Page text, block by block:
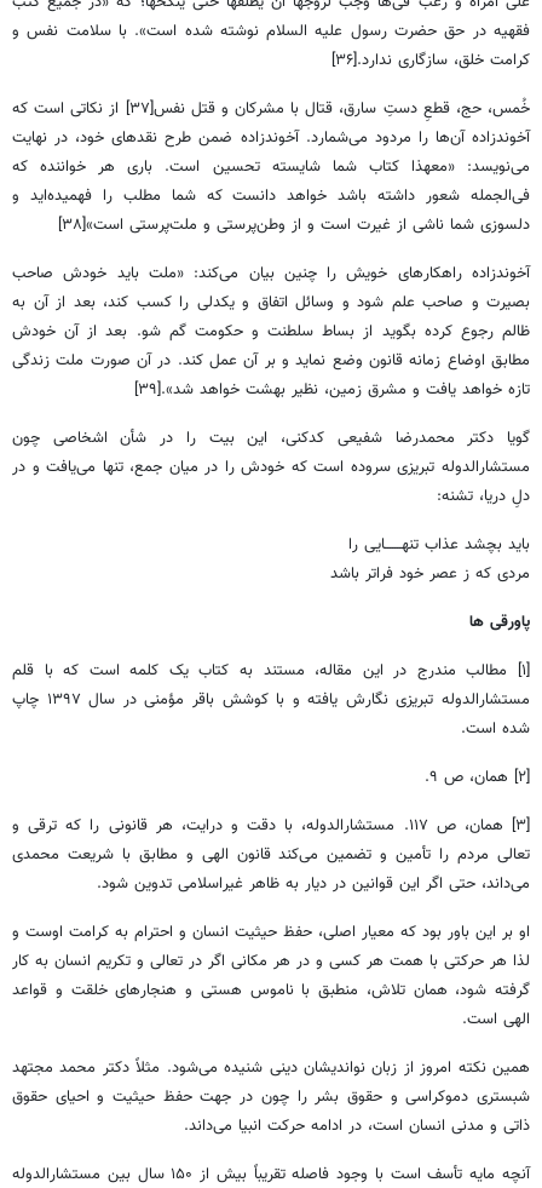
فقهیه در حق حضرت رسول علیه السلام نوشته شده است». با سلامت نفس و
کرامت خلق، سازگاری ندارد.[۳۶]
خُمس، حج، قطعِ دستِ سارق، قتال با مشرکان و قتل نفس[۳۷] از نکاتی است که
آخوندزاده آن‌ها را مردود می‌شمارد. آخوندزاده ضمن طرح نقدهای خود، در نهایت
می‌نویسد: «مع‎هذا کتاب شما شایسته تحسین است. باری هر خواننده که
فی‌الجمله شعور داشته باشد خواهد دانست که شما مطلب را فهمیده‌اید و
دلسوزی شما ناشی از غیرت است و از وطن‌پرستی و ملت‌پرستی است»[۳۸]
آخوندزاده راهکارهای خویش را چنین بیان می‌کند: «ملت باید خودش صاحب
بصیرت و صاحب علم شود و وسائل اتفاق و یکدلی را کسب کند، بعد از آن به
ظالم رجوع کرده بگوید از بساط سلطنت و حکومت گم شو. بعد از آن خودش
مطابق اوضاع زمانه قانون وضع نماید و بر آن عمل کند. در آن صورت ملت زندگی
تازه خواهد یافت و مشرق زمین، نظیر بهشت خواهد شد».[۳۹]
گویا دکتر محمدرضا شفیعی کدکنی، این بیت را در شأن اشخاصی چون
مستشارالدوله تبریزی سروده است که خودش را در میان جمع، تنها می‌یافت و در
دلِ دریا، تشنه:
باید بچشد عذاب تنهـــــــایی را
مردی که ز عصر خود فراتر باشد
پاورقی ها
[۱] مطالب مندرج در این مقاله، مستند به کتاب یک کلمه است که با قلم
مستشارالدوله تبریزی نگارش یافته و با کوشش باقر مؤمنی در سال ۱۳۹۷ چاپ
شده است.
[۲] همان، ص ۹.
[۳] همان، ص ۱۱۷. مستشارالدوله، با دقت و درایت، هر قانونی را که ترقی و
تعالی مردم را تأمین و تضمین می‌کند قانون الهی و مطابق با شریعت محمدی
می‌داند، حتی اگر این قوانین در دیار به ظاهر غیراسلامی تدوین شود.
او بر این باور بود که معیار اصلی، حفظ حیثیت انسان و احترام به کرامت اوست و
لذا هر حرکتی با همت هر کسی و در هر مکانی اگر در تعالی و تکریم انسان به کار
گرفته شود، همان تلاش، منطبق با ناموس هستی و هنجارهای خلقت و قواعد
الهی است.
همین نکته امروز از زبان نواندیشان دینی شنیده می‌شود. مثلاً دکتر محمد مجتهد
شبستری دموکراسی و حقوق بشر را چون در جهت حفظ حیثیت و احیای حقوق
ذاتی و مدنی انسان است، در ادامه حرکت انبیا می‌داند.
آنچه مایه تأسف است با وجود فاصله تقریباً بیش از ۱۵۰ سال بین مستشارالدوله